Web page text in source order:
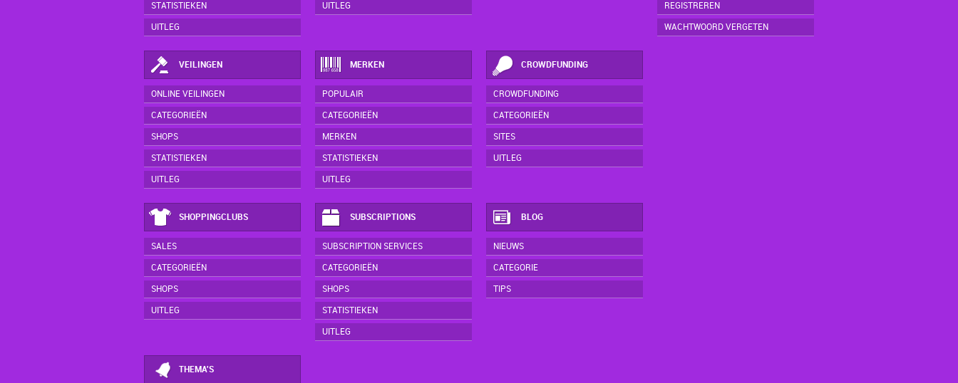
STATISTIEKEN
UITLEG
UITLEG
VEILINGEN
ONLINE VEILINGEN
CATEGORIEËN
SHOPS
STATISTIEKEN
UITLEG
MERKEN
POPULAIR
CATEGORIEËN
MERKEN
STATISTIEKEN
UITLEG
CROWDFUNDING
CROWDFUNDING
CATEGORIEËN
SITES
UITLEG
SHOPPINGCLUBS
SALES
CATEGORIEËN
SHOPS
UITLEG
SUBSCRIPTIONS
SUBSCRIPTION SERVICES
CATEGORIEËN
SHOPS
STATISTIEKEN
UITLEG
BLOG
NIEUWS
CATEGORIE
TIPS
THEMA'S
REGISTREREN
WACHTWOORD VERGETEN